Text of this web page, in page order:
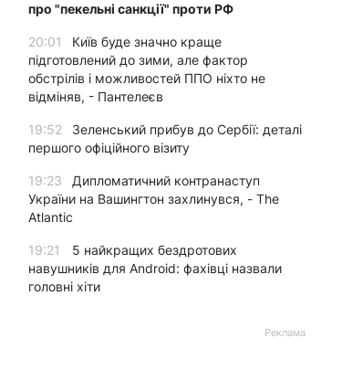
про "пекельні санкції" проти РФ
20:01
Київ буде значно краще
підготовлений до зими, але фактор
обстрілів і можливостей ППО ніхто не
відміняв, - Пантелеєв
19:52
Зеленський прибув до Сербії: деталі
першого офіційного візиту
19:23
Дипломатичний контранаступ
України на Вашингтон захлинувся, - The
Atlantic
19:21
5 найкращих бездротових
навушників для Android: фахівці назвали
головні хіти
Реклама